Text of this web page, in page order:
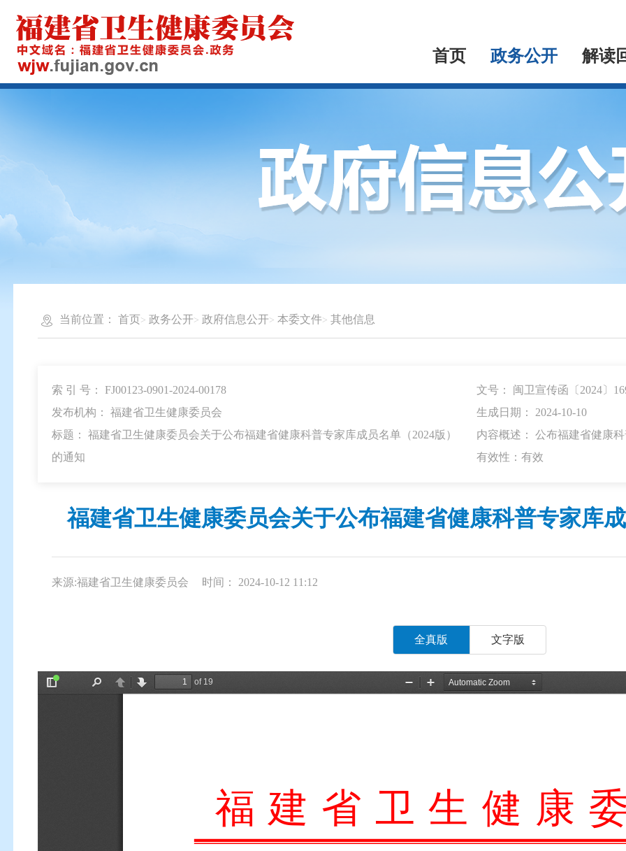
首页 政务公开 解读
当前位置： 首页 政务公开 政府信息公开 本委文件 其他信息
索 引 号： FJ00123-0901-2024-00178
文号： 闽卫宣传函〔2024〕
发布机构： 福建省卫生健康委员会
生成日期： 2024-10-10
标题： 福建省卫生健康委员会关于公布福建省健康科普专家库成员名单（2024版）
的通知
内容概述： 公布福建省健康
有效性：有效
福建省卫生健康委员会关于公布福建省健康科普专家库
来源:福建省卫生健康委员会 时间： 2024-10-12 11:12
全真版 文字版